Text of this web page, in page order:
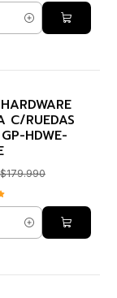
C/RUEDAS
HDWE-
$179.990